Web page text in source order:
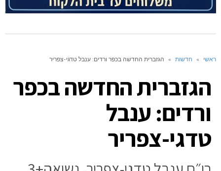
ראשי » חדשות » הגזברית החדשה בכפר ורדים: ענבל טדגי-צפריר
הגזברית החדשה בכפר
ורדים: ענבל
טדגי-צפריר